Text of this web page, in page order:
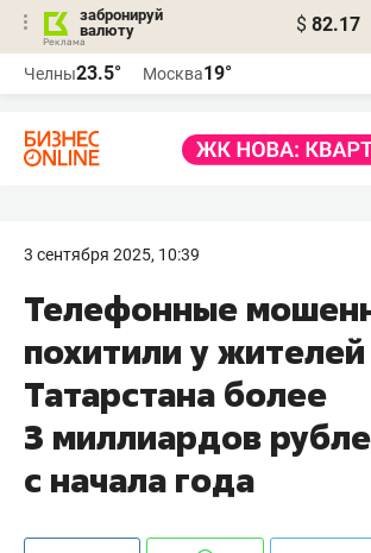
забронируй
валюту
$ 82.17
Челны23.5° Москва19°
3 сентября 2025, 10:39
Телефонные
похитили у жителей
Татарстана более
3 миллиардов
с начала года